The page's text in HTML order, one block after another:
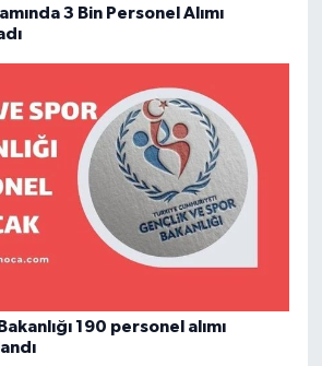
3 Bin Personel Alımı
190 personel alımı